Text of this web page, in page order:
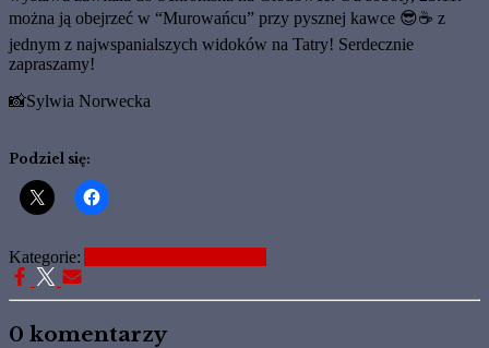
można ją obejrzeć w “Murowańcu” przy pysznej kawce 😎☕️ z
jednym z najwspanialszych widoków na Tatry! Serdecznie
zapraszamy!
📸Sylwia Norwecka
Podziel się:
Kategorie:
0 komentarzy